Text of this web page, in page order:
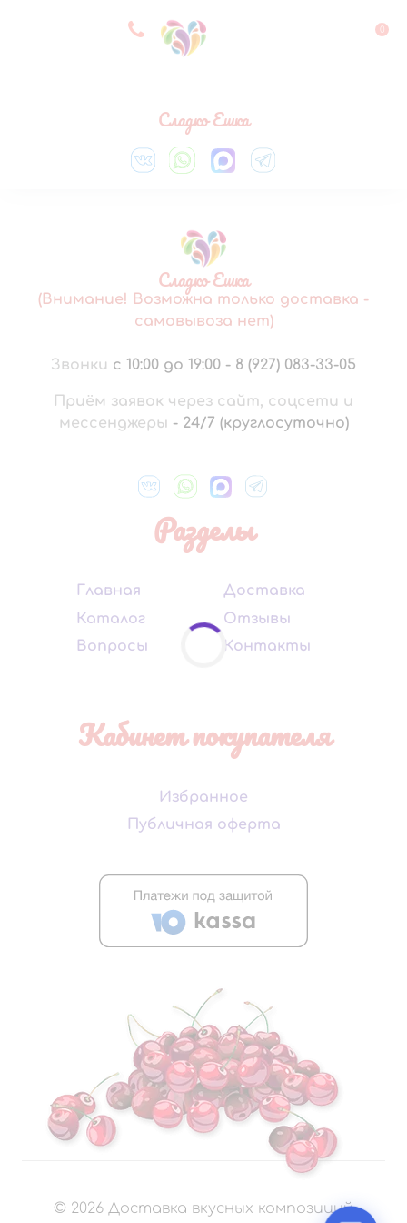
8 927 083 33 05 0
Сладко Ешка
Сладко Ешка
(Внимание! Возможна только доставка -
самовывоза нет)
Звонки с 10:00 до 19:00 - 8 (927) 083-33-05
Приём заявок через сайт, соцсети и
мессенджеры - 24/7 (круглосуточно)
Разделы
Главная
Каталог
Вопросы
Доставка
Отзывы
Контакты
Кабинет покупателя
Избранное
Публичная оферта
© 2026 Доставка вкусных композиций